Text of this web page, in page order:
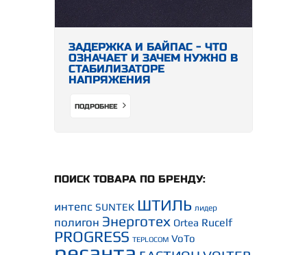
ЗАДЕРЖКА И БАЙПАС - ЧТО
ОЗНАЧАЕТ И ЗАЧЕМ НУЖНО В
СТАБИЛИЗАТОРЕ
НАПРЯЖЕНИЯ
ПОДРОБНЕЕ
ПОИСК ТОВАРА ПО БРЕНДУ:
интепс SUNTEK ШТИЛЬ лидер
полигон Энерготех Ortea Rucelf
PROGRESS TEPLOCOM VoTo